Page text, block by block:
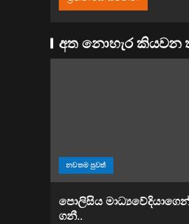
අත නොහැර කියවන
නවතම පුවත්
පොලිසිය
ගනී..